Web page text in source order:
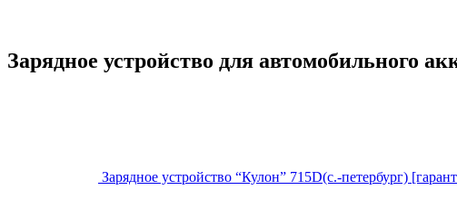
Зарядное устройство для автомобильного
Зарядное устройство “Кулон” 715D(с.-петербург)